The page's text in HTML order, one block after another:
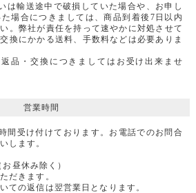
は輸送途中で破損していた場合や、お申し
場合につきましては、商品到着後7日以内
。弊社が責任を持って速やかに対処させて
換にかかる送料、手数料などは必要ありま
品・交換につきましてはお受け出来ませ
営業時間
間受け付けております。お電話でのお問合
します。
昼休み除く）
だきます。
ての返信は翌営業日となります。